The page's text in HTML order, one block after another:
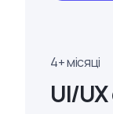
4+ місяці
UI/